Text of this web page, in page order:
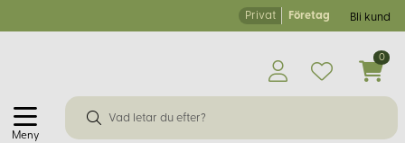
Privat Företag Bli kund
Meny
0